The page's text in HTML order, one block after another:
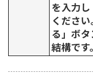
を入力
くださ
る」ボ
結構です。